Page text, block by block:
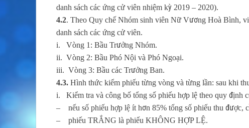
danh sách các ứng cử viên nhiệm kỳ 2019 – 2020).
4.2. Theo Quy chế Nhóm sinh viên Nữ Vương Hoà Bình,
danh sách các ứng cử viên.
i. Vòng 1: Bầu Trưởng Nhóm.
ii. Vòng 2: Bầu Phó Nội và Phó Ngoại.
iii. Vòng 3: Bầu các Trưởng Ban.
4.3. Hình thức kiểm phiếu từng vòng và từng lần: sau khi
i. Kiểm tra và công bố tổng số phiếu hợp lệ theo quy định
– nếu số phiếu hợp lệ ít hơn 85% tổng số phiếu thu được,
– phiếu TRẮNG là phiếu KHÔNG HỢP LỆ.